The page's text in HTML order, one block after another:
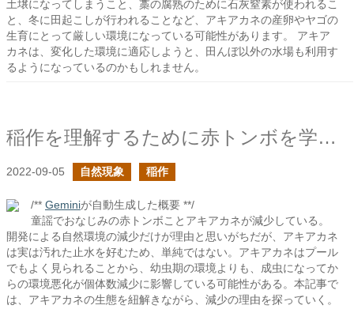
土壌になってしまうこと、藁の腐熟のために石灰窒素が使われるこ
と、冬に田起こしが行われることなど、アキアカネの産卵やヤゴの
生育にとって厳しい環境になっている可能性があります。 アキア
カネは、変化した環境に適応しようと、田んぼ以外の水場も利用す
るようになっているのかもしれません。
稲作を理解するために赤トンボを学びたい
2022-09-05 自然現象 稲作
/** Geminiが自動生成した概要 **/
童謡でおなじみの赤トンボことアキアカネが減少している。
開発による自然環境の減少だけが理由と思いがちだが、アキアカネ
は実は汚れた止水を好むため、単純ではない。アキアカネはプール
でもよく見られることから、幼虫期の環境よりも、成虫になってか
らの環境悪化が個体数減少に影響している可能性がある。本記事で
は、アキアカネの生態を紐解きながら、減少の理由を探っていく。